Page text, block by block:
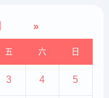
»
五 六 日
3 4 5